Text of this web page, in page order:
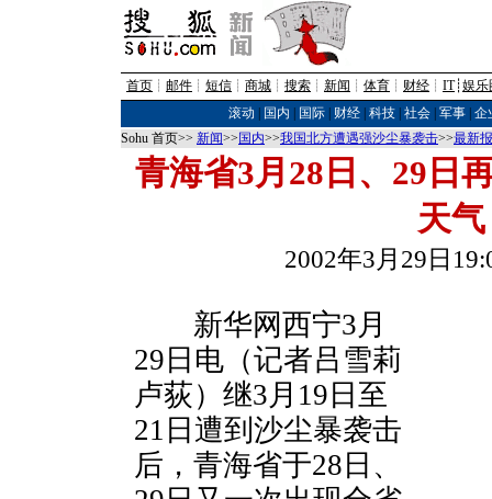
首页 ┊ 邮件 ┊ 短信 ┊ 商城 ┊ 搜索 ┊ 新闻 ┊ 体育 ┊ 财经 ┊ IT┊ 娱乐
滚动
国内 国际| 财经| 科技| 社会| 军事| 企
Sohu 首页>> 新闻>> 国内>>我国北方遭遇强沙尘暴袭击>>最新
青海省3月28日、29日
天气
2002年3月29日
新华网西宁3月
29日电（记者吕雪莉
卢荻）继3月19日至
21日遭到沙尘暴袭击
后，青海省于28日、